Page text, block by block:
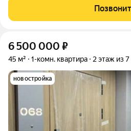
7-этажного кирпичного дома. Здесь
планировка: просторная
6 500 000 ₽
45 м² 1-комн. квартира 2 этаж из 7
новостройка